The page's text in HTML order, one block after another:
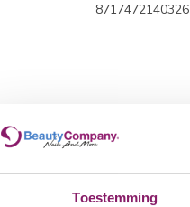
Toestemming
8717472140326